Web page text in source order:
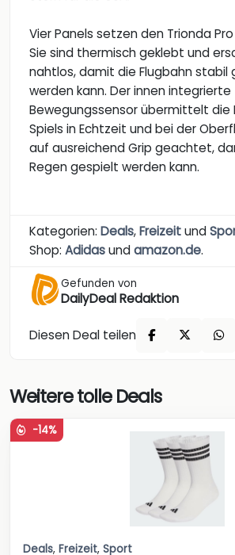
Vier Panels setzen den Trionda
Sie sind thermisch geklebt und
nahtlos, damit die Flugbahn stabil
werden kann. Der innen integrierte
Bewegungssensor übermittelt die
Spiels in Echtzeit und bei der
auf ausreichend Grip geachtet,
Regen gespielt werden kann.
Kategorien: Deals,Freizeitund
Shop: Adidasundamazon.de.
Gefunden von
DailyDeal Redaktion
Diesen Deal teilen
Weitere tolle Deals
-14%
Deals, Freizeit, Sport